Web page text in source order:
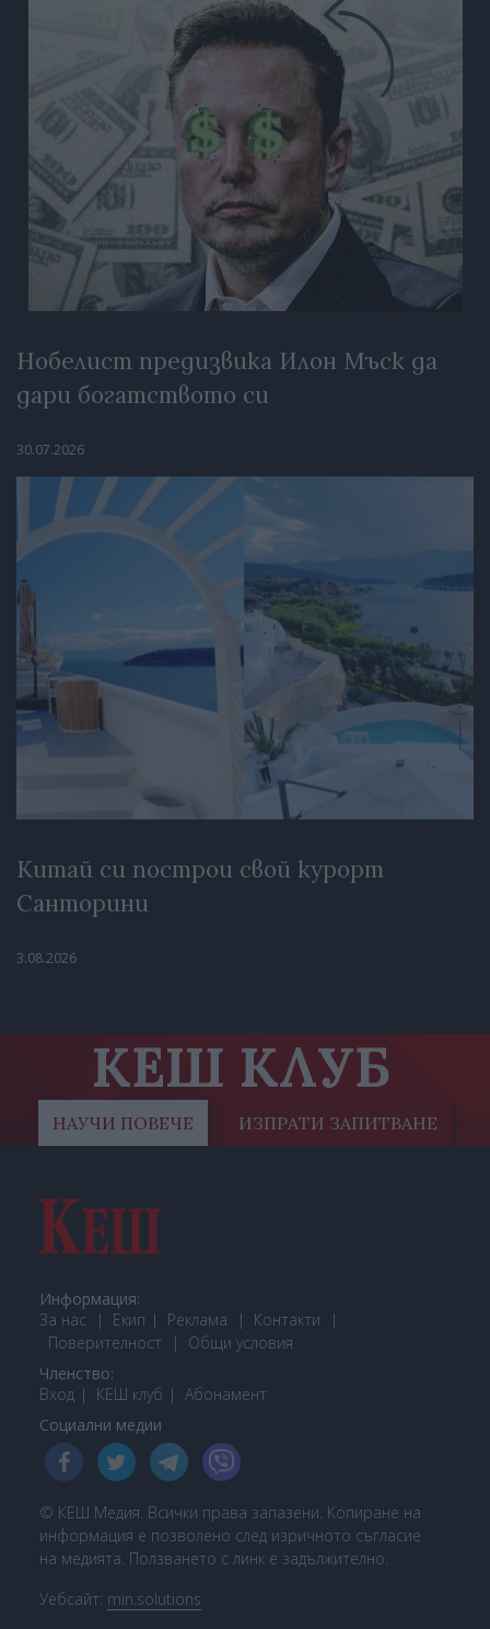
Нобелист предизвика Илон Мъск да
дари богатството си
30.07.2026
Китай си построи свой курорт
Санторини
3.08.2026
КЕШ КЛУБ
НАУЧИ ПОВЕЧЕ ИЗПРАТИ ЗАПИТВАНЕ
Информация:
За нас
Екип Реклама
Контакти
Поверителност
Общи условия
Членство:
Вход
КЕШ клуб Абонамент
Социални медии
© КЕШ Медия. Всички права запазени. Копиране на
информация е позволено след изричното съгласие
на медията. Ползването с линк е задължително.
Уебсайт: min.solutions